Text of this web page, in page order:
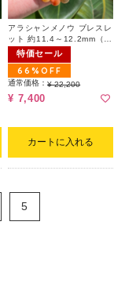
アラシャンメノウ ブレスレ
ット 約11.4～12.2mm（ラ
ンダム）
特価セール
66%OFF
通常価格：¥ 22,200
¥ 7,400
カートに入れる
5